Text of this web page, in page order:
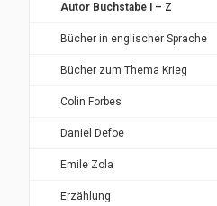
Autor Buchstabe I – Z
Bücher in englischer Sprache
Bücher zum Thema Krieg
Colin Forbes
Daniel Defoe
Emile Zola
Erzählung